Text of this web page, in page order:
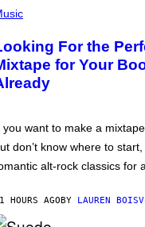
For the
for Your
you want to make a
don’t know where to
alt-rock classics for
HOURS AGO BY LAUREN